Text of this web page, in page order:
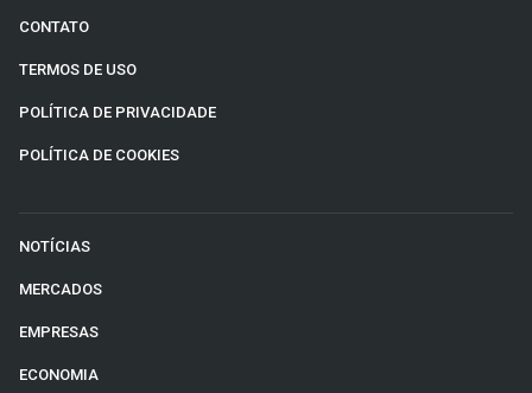
CONTATO
TERMOS DE USO
POLÍTICA DE PRIVACIDADE
POLÍTICA DE COOKIES
NOTÍCIAS
MERCADOS
EMPRESAS
ECONOMIA